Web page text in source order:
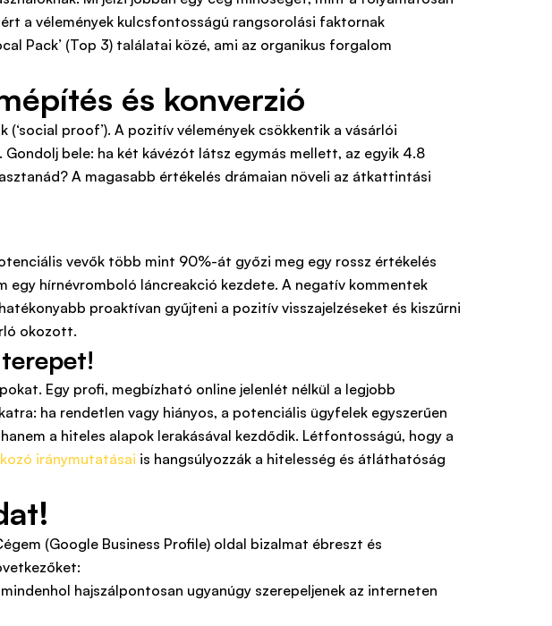
a vélemények kulcsfontosságú rangsorolási faktornak
Pack’ (Top 3) találatai közé, ami az organikus forgalom
és konverzió
proof’). A pozitív vélemények csökkentik a vásárlói
bele: ha két kávézót látsz egymás mellett, az egyik 4.8
A magasabb értékelés drámaian növeli az átkattintási
vevők több mint 90%-át győzi meg egy rossz értékelés
egy hírnévromboló láncreakció kezdete. A negatív kommentek
proaktívan gyűjteni a pozitív visszajelzéseket és kiszűrni
okozott.
Egy profi, megbízható online jelenlét nélkül a legjobb
ha rendetlen vagy hiányos, a potenciális ügyfelek egyszerűen
a hiteles alapok lerakásával kezdődik. Létfontosságú, hogy a
iránymutatásai is hangsúlyozzák a hitelesség és átláthatóság
(Google Business Profile) oldal bizalmat ébreszt és
hajszálpontosan ugyanúgy szerepeljenek az interneten